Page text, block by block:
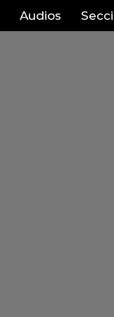
Audios